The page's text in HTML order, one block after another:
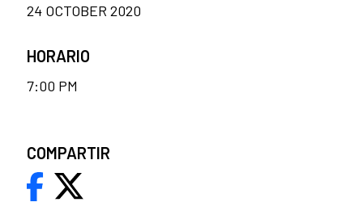
24 OCTOBER 2020
HORARIO
7:00 PM
COMPARTIR